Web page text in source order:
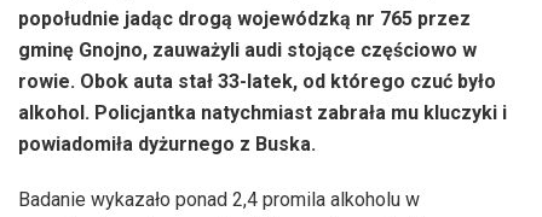
popołudnie jadąc drogą wojewódzką nr 765 przez
gminę Gnojno, zauważyli audi stojące częściowo w
rowie. Obok auta stał 33-latek, od którego czuć było
alkohol. Policjantka natychmiast zabrała mu kluczyki i
powiadomiła dyżurnego z Buska.
Badanie wykazało ponad 2,4 promila alkoholu w